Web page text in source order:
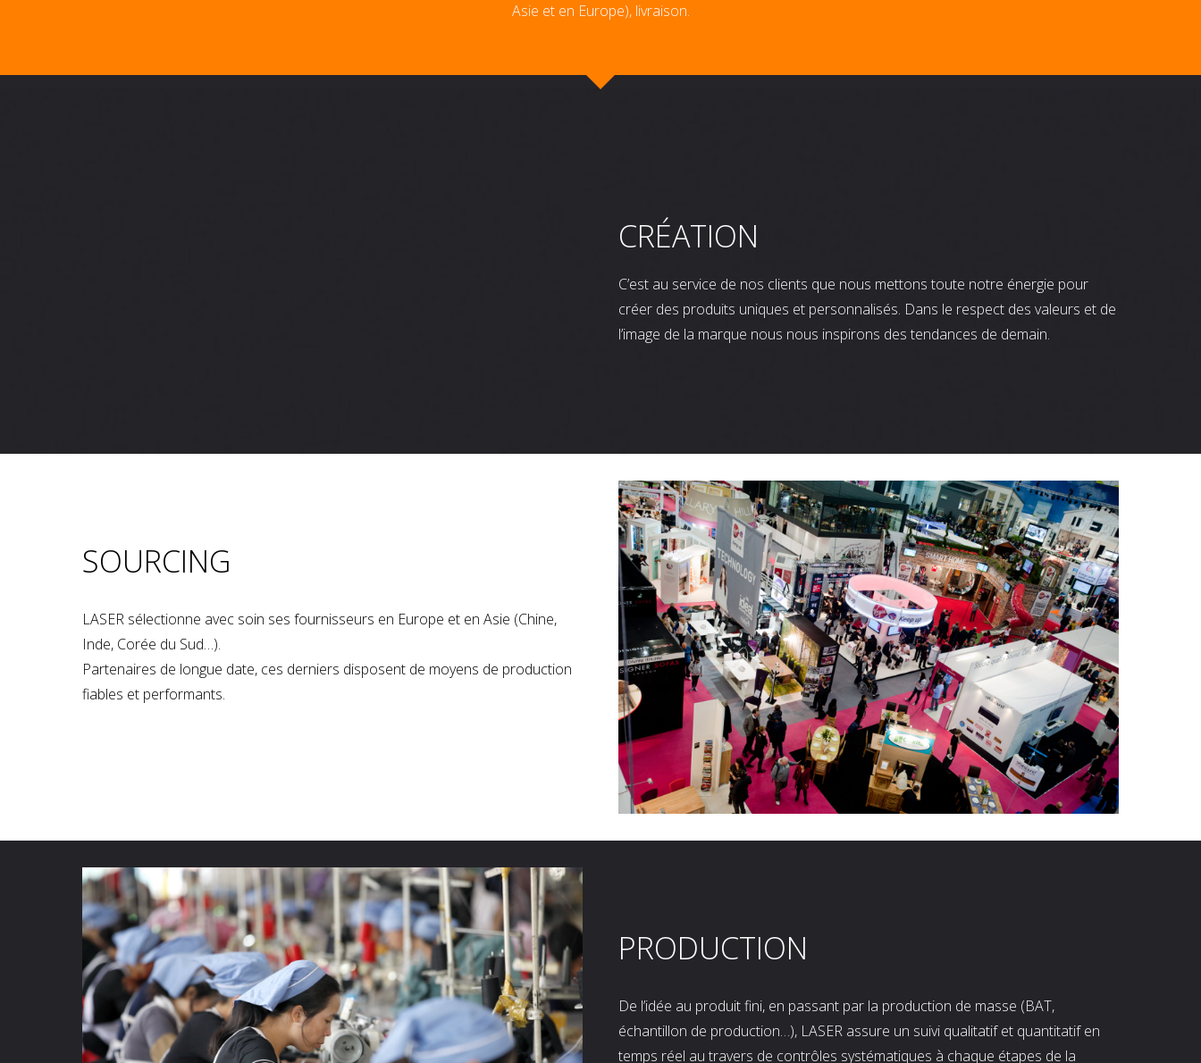
Asie et en Europe), livraison.
CRÉATION
C’est au service de nos clients que nous mettons toute notre énergie pour
créer des produits uniques et personnalisés. Dans le respect des valeurs et de
l’image de la marque nous nous inspirons des tendances de demain.
SOURCING
LASER sélectionne avec soin ses fournisseurs en Europe et en Asie (Chine,
Inde, Corée du Sud…).
Partenaires de longue date, ces derniers disposent de moyens de production
fiables et performants.
PRODUCTION
De l’idée au produit fini, en passant par la production de masse (BAT,
échantillon de production…), LASER assure un suivi qualitatif et quantitatif en
temps réel au travers de contrôles systématiques à chaque étapes de la